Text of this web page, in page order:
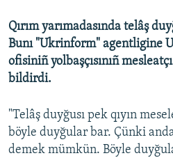
RFE/RS bütün saytları
Qırım yarımadasında telâş
Bunı "Ukrinform" agentligine
ofisiniñ yolbaşçısınıñ
bildirdi.
"Telâş duyğusı pek qıyın
böyle duyğular bar. Çünki
demek mümkün. Böyle